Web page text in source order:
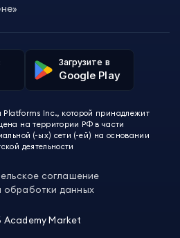
Загрузите в
Google Play
Platforms Inc., которой принадлежит
на территории РФ в части
(-ых) сети (-ей) на основании
деятельности
соглашение
обработки данных
Academy Market